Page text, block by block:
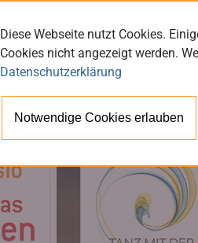
Diese Webseite nutzt Cookies.
Cookies nicht angezeigt werden.
Datenschutzerklärung
Notwendige Cookies erlauben